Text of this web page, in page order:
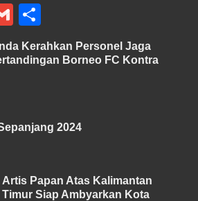
G
m
ail
h
ar
Kerahkan Personel Jaga
Borneo FC Kontra
2024
Artis Papan Atas Kalimantan
Timur Siap Ambyarkan Kota